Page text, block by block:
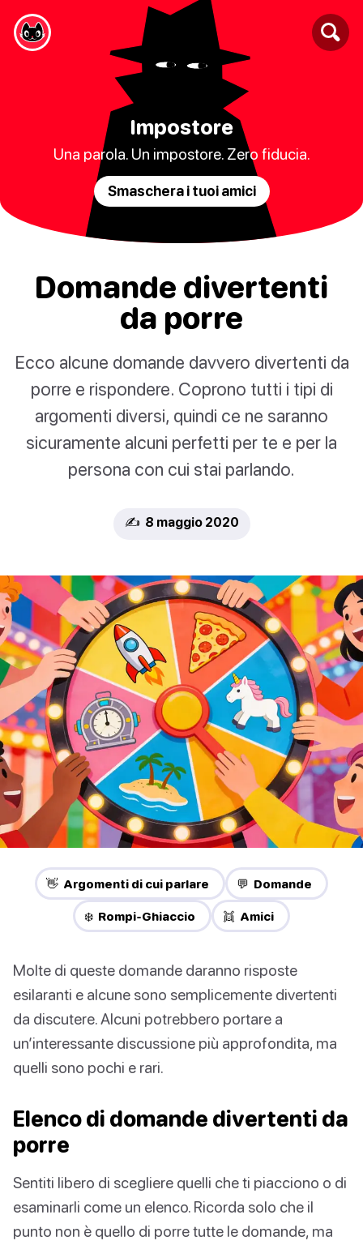
Impostore
Una parola. Un impostore. Zero fiducia.
Smaschera i tuoi amici
Domande divertenti
da porre
Ecco alcune domande davvero divertenti da
porre e rispondere. Coprono tutti i tipi di
argomenti diversi, quindi ce ne saranno
sicuramente alcuni perfetti per te e per la
persona con cui stai parlando.
✍️ 8 maggio 2020
👋 Argomenti di cui parlare 💬 Domande
❄️ Rompi-Ghiaccio 👯 Amici
Molte di queste domande daranno risposte
esilaranti e alcune sono semplicemente divertenti
da discutere. Alcuni potrebbero portare a
un’interessante discussione più approfondita, ma
quelli sono pochi e rari.
Elenco di domande divertenti da
porre
Sentiti libero di scegliere quelli che ti piacciono o di
esaminarli come un elenco. Ricorda solo che il
punto non è quello di porre tutte le domande, ma